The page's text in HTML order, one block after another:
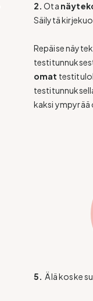
2.Ota
Säilytä
Repäise
omat
kaksi ympyrää
5. Älä koske